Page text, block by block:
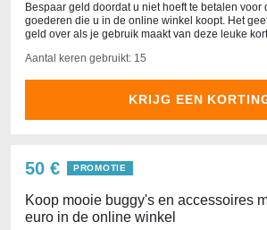
Bespaar geld doordat u niet hoeft te betalen voor
goederen die u in de online winkel koopt. Het
geld over als je gebruik maakt van deze leuke
Aantal keren gebruikt: 15
KRIJG EEN
50 € PROMOTIE
Koop mooie buggy's en accessoires
euro in de online winkel